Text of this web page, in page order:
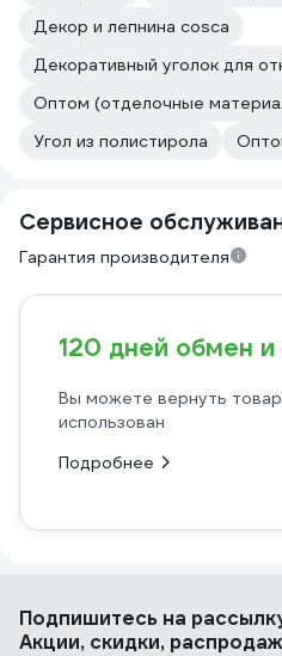
Декор и лепнина cosca
Декоративный уголок для
Оптом (отделочные
Угол из полистирола
Сервисное
Гарантия производителя
120 дней обмен и
Вы можете вернуть
использован
Подробнее
Подпишитесь на
Акции, скидки,